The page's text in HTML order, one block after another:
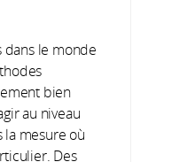
dans le monde
bien
au niveau
la mesure où
Des